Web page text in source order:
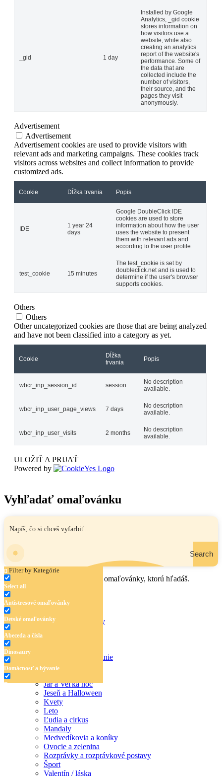
_gid 1 day
Installed by Google
Analytics, _gid cookie
stores information on
how visitors use a
website, while also
creating an analytics
report of the website's
performance. Some of
the data that are
collected include the
number of visitors,
their source, and the
pages they visit
anonymously.
Advertisement
Advertisement
Advertisement cookies are used to provide visitors with
relevant ads and marketing campaigns. These cookies track
visitors across websites and collect information to provide
customized ads.
Cookie Dĺžka trvania Popis
IDE
1 year 24
days
Google DoubleClick IDE
cookies are used to store
information about how the user
uses the website to present
them with relevant ads and
according to the user profile.
test_cookie 15 minutes
The test_cookie is set by
doubleclick.net and is used to
determine if the user's browser
supports cookies.
Others
Others
Other uncategorized cookies are those that are being analyzed
and have not been classified into a category as yet.
Cookie
Dĺžka
trvania
Popis
wbcr_inp_session_id session
No description
available.
wbcr_inp_user_page_views 7 days
No description
available.
wbcr_inp_user_visits 2 months
No description
available.
ULOŽIŤ A PRIJAŤ
Powered by
Vyhľadať omaľovánku
Search
Filter by Kategórie
Select all
Antistresové omaľovánky
Detské omaľovánky
Abeceda a čísla
Dinosaury
Domácnosť a bývanie
Doprava
Jar a Veľká noc
Jeseň a Halloween
Zadaj názov, oblasť alebo tému omaľovánky, ktorú hľadáš.
Antistresové omaľovánky
Domácnosť a bývanie
Doprava
Jar a Veľká noc
Jeseň a Halloween
Kvety
Leto
Ľudia a cirkus
Mandaly
Medvedíkovia a koníky
Ovocie a zelenina
Rozprávky a rozprávkové postavy
Šport
Valentín / láska